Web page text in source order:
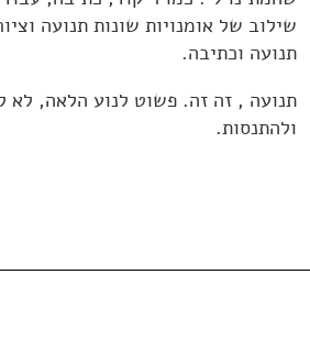
שילוב של אומנויות שונות תנועה
תנועה וכתיבה.
תנועה , זה זה. פשוט לנוע הלאה, לא
ולהתנסות.